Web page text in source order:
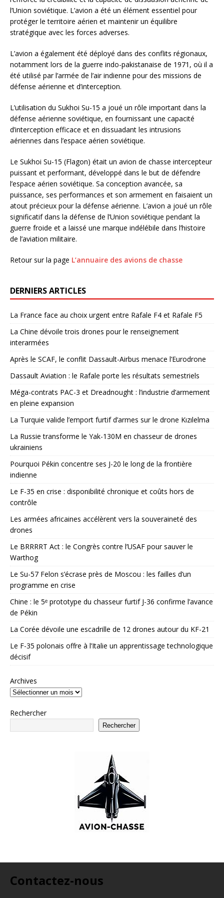
l’Union soviétique. L’avion a été un élément essentiel pour
protéger le territoire aérien et maintenir un équilibre
stratégique avec les forces adverses.
L’avion a également été déployé dans des conflits régionaux,
notamment lors de la guerre indo-pakistanaise de 1971, où il a
été utilisé par l’armée de l’air indienne pour des missions de
défense aérienne et d’interception.
L’utilisation du Sukhoi Su-15 a joué un rôle important dans la
défense aérienne soviétique, en fournissant une capacité
d’interception efficace et en dissuadant les intrusions
aériennes dans l’espace aérien soviétique.
Le Sukhoi Su-15 (Flagon) était un avion de chasse intercepteur
puissant et performant, développé dans le but de défendre
l’espace aérien soviétique. Sa conception avancée, sa
puissance, ses performances et son armement en faisaient un
atout précieux pour la défense aérienne. L’avion a joué un rôle
significatif dans la défense de l’Union soviétique pendant la
guerre froide et a laissé une marque indélébile dans l’histoire
de l’aviation militaire.
Retour sur la page L’annuaire des avions de chasse
DERNIERS ARTICLES
La France face au choix urgent entre Rafale F4 et Rafale F5
La Chine dévoile trois drones pour le renseignement
interarmées
Après le SCAF, le conflit Dassault-Airbus menace l’Eurodrone
Dassault Aviation : le Rafale porte les résultats semestriels
Méga-contrats PAC-3 et Dreadnought : l’industrie d’armement
en pleine expansion
La Turquie valide l’emport furtif d’armes sur le drone Kızılelma
La Russie transforme le Yak-130M en chasseur de drones
ukrainiens
Pourquoi Pékin concentre ses J-20 le long de la frontière
indienne
Le F-35 en crise : disponibilité chronique et coûts hors de
contrôle
Les armées africaines accélèrent vers la souveraineté des
drones
Le BRRRRT Act : le Congrès contre l’USAF pour sauver le
Warthog
Le Su-57 Felon s’écrase près de Moscou : les failles d’un
programme en crise
Chine : le 5ᵉ prototype du chasseur furtif J-36 confirme l’avance
de Pékin
La Corée dévoile une escadrille de 12 drones autour du KF-21
Le F-35 polonais offre à l’Italie un apprentissage technologique
décisif
Archives
Rechercher
Rechercher
Contactez-nous